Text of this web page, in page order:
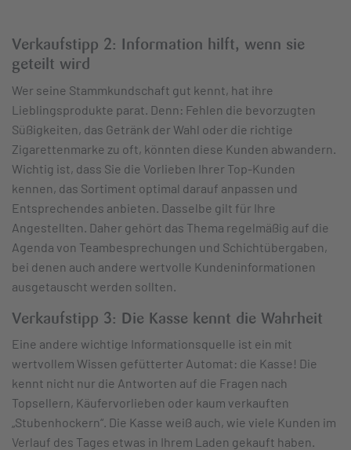
Verkaufstipp 2: Information hilft, wenn sie
geteilt wird
Wer seine Stammkundschaft gut kennt, hat ihre
Lieblingsprodukte parat. Denn: Fehlen die bevorzugten
Süßigkeiten, das Getränk der Wahl oder die richtige
Zigarettenmarke zu oft, könnten diese Kunden abwandern.
Wichtig ist, dass Sie die Vorlieben Ihrer Top-Kunden
kennen, das Sortiment optimal darauf anpassen und
Entsprechendes anbieten. Dasselbe gilt für Ihre
Angestellten. Daher gehört das Thema regelmäßig auf die
Agenda von Teambesprechungen und Schichtübergaben,
bei denen auch andere wertvolle Kundeninformationen
ausgetauscht werden sollten.
Verkaufstipp 3: Die Kasse kennt die Wahrheit
Eine andere wichtige Informationsquelle ist ein mit
wertvollem Wissen gefütterter Automat: die Kasse! Die
kennt nicht nur die Antworten auf die Fragen nach
Topsellern, Käufervorlieben oder kaum verkauften
„Stubenhockern“. Die Kasse weiß auch, wie viele Kunden im
Verlauf des Tages etwas in Ihrem Laden gekauft haben.